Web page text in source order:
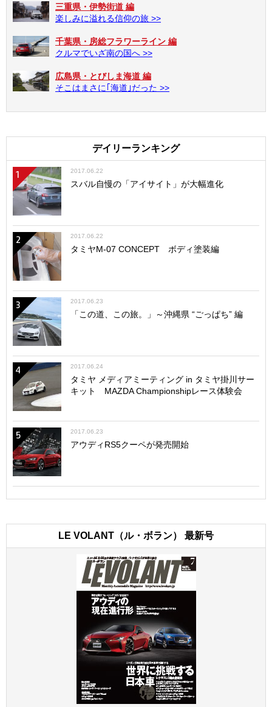
せた状態でアクセルトリガーを握り、タイヤが前進方向へ
回転していることを確認する。また、ハンドル操作に対し
ク。何も操作をしていないのにタイヤが回転してしまった
り、ハンドル操作とステアリングが逆に動く場合などは、
送信機の「トリム」や「リバーススイッチ」を使って調整
してやろう。
開走行は禁物。あくまでテスト走行なので広いスペースは
必要ないが、RCカーを走らせても安全かどうか、周囲の確
認だけは必ずしておこう。車や人の往来がある道路や、小
さな子供がいる公園などでは思わぬ事故につながりかねな
いので、絶対に走行はNGだ。安全な場所が見つかったら、
送信機、車体（スピードコントローラー）の順番でスイッ
チを入れ、ゆっくりと走らせてみよう。このとき送信機の
ステアリングを操作せずにRCカーがまっすぐ走るかをチェ
ック！ 左右どちらかに曲がってしまう場合は、ステアリ
ングの「トリム」つまみを少しずつ動かして、少なくとも
５メートル程度はまっすぐ走るように調整しておこう。
★シャーシは完成！ 次回はボディの塗装作業を進めてい
きます！
三重県・伊勢街道 編
楽しみに溢れる信仰の旅 >>
千葉県・房総フラワーライン 編
クルマでいざ南の国へ >>
広島県・とびしま海道 編
そこはまさに｢海道｣だった >>
デイリーランキング
1 2017.06.22
スバル自慢の「アイサイト」が大幅進化
2 2017.06.22
タミヤM-07 CONCEPT ボディ塗装編
3 2017.06.23
「この道、この旅。」～沖縄県 “ごっぱち” 編
4 2017.06.24
タミヤ メディアミーティング in タミヤ掛川サー
キット MAZDA Championshipレース体験会
5 2017.06.23
アウディRS5クーペが発売開始
LE VOLANT（ル・ボラン） 最新号